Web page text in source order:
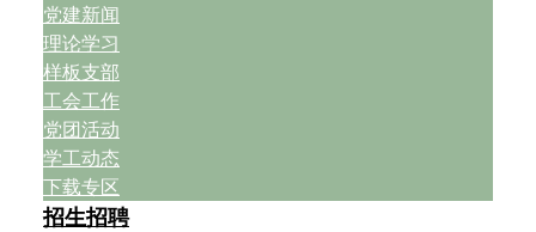
党建新闻
理论学习
样板支部
工会工作
党团活动
学工动态
下载专区
招生招聘